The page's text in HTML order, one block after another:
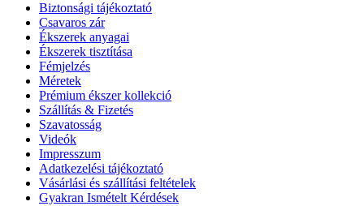
Biztonsági tájékoztató
Csavaros zár
Ékszerek anyagai
Ékszerek tisztítása
Fémjelzés
Méretek
Prémium ékszer kollekció
Szállítás & Fizetés
Szavatosság
Videók
Impresszum
Adatkezelési tájékoztató
Vásárlási és szállítási feltételek
Gyakran Ismételt Kérdések